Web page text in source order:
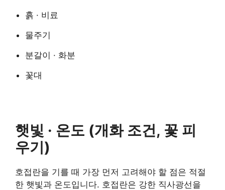
흙 · 비료
물주기
분갈이 · 화분
꽃대
햇빛 · 온도 (개화 조건, 꽃 피
우기)
호접란을 기를 때 가장 먼저 고려해야 할 점은 적절
한 햇빛과 온도입니다. 호접란은 강한 직사광선을